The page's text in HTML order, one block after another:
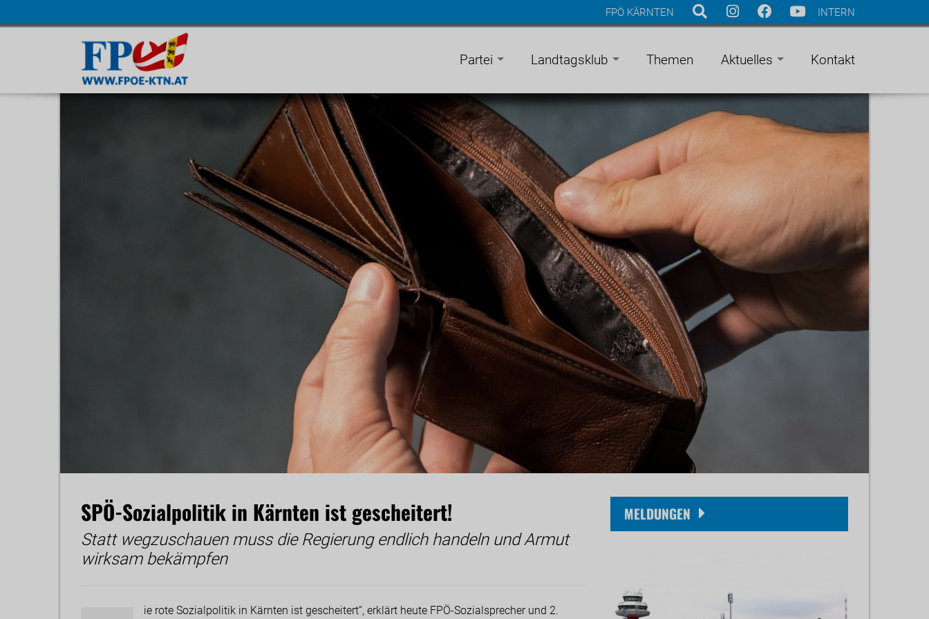
INTERN
FPÖ KÄRNTEN
Navigation
Partei Landtagsklub Themen Aktuelles Kontakt
SPÖ-Sozialpolitik in Kärnten ist gescheitert!
Statt wegzuschauen muss die Regierung endlich handeln und Armut
wirksam bekämpfen
ie rote Sozialpolitik in Kärnten ist gescheitert“, erklärt heute FPÖ-Sozialsprecher und 2.
MELDUNGEN